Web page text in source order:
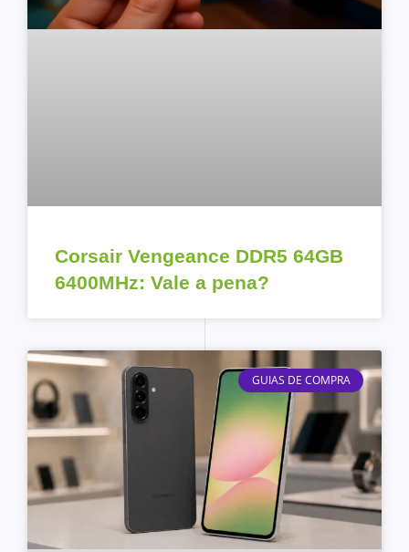
Corsair Vengeance DDR5 64GB
6400MHz: Vale a pena?
GUIAS DE COMPRA